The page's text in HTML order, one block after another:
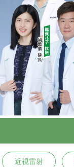
近視雷射